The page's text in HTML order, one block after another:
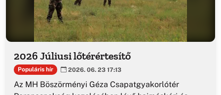
2026 Júliusi lőtérértesítő
Populáris hír 2026. 06. 23 17:13
Az MH Böszörményi Géza Csapatgyakorlótér